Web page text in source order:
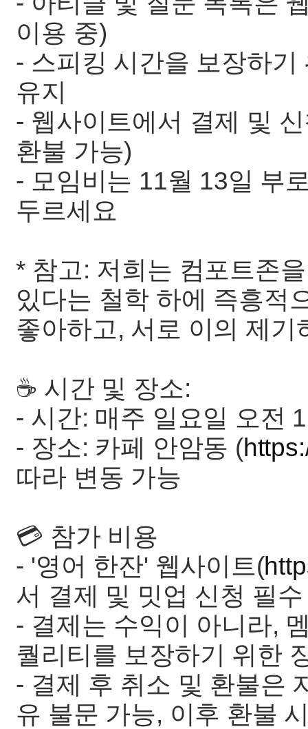
이용 중)
- 스피킹 시간을 보장하
유지
- 웹사이트에서 결제 및
환불 가능)
- 모임비는 11월 13일 부
두르세요
* 참고: 저희는 컴포트존
있다는 철학 하에 즉흥적
좋아하고, 서로 이의 제
☕️ 시간 및 장소:
- 시간: 매주 일요일 오전
- 장소: 카페 안암동 (
따라 변동 가능
💳 참가 비용
- '영어 한잔' 웹사이트(
서 결제 및 밋업 신청 필
- 결제는 수익이 아니라,
퀄리티를 보장하기 위한
- 결제 후 취소 및 환불은
유 불문 가능, 이후 환불